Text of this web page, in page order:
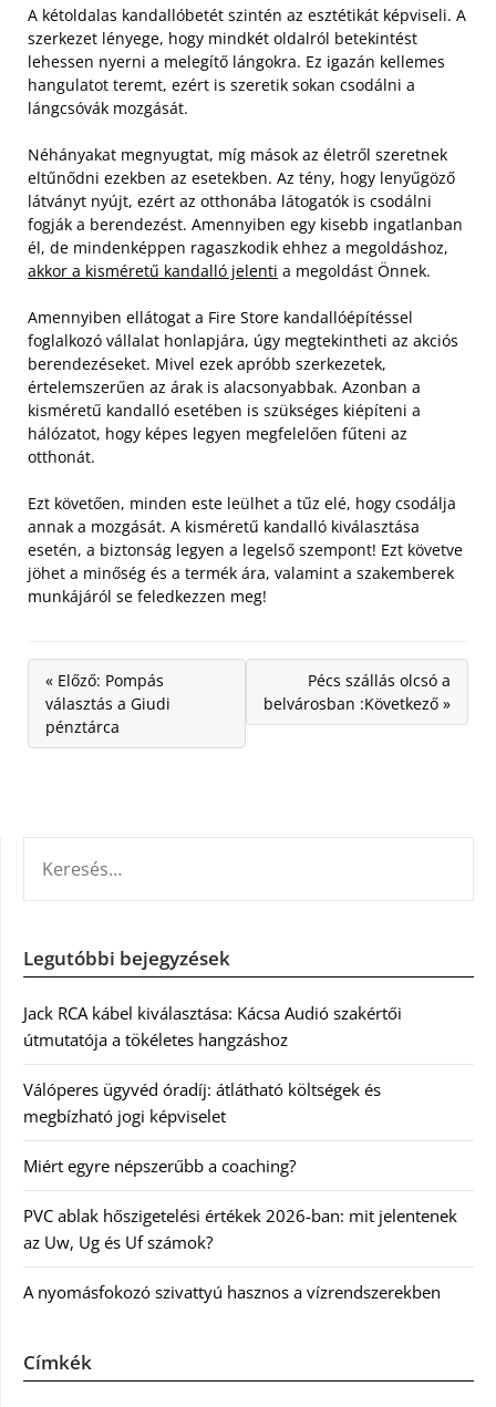
A kétoldalas kandallóbetét szintén az esztétikát képviseli. A
szerkezet lényege, hogy mindkét oldalról betekintést
lehessen nyerni a melegítő lángokra. Ez igazán kellemes
hangulatot teremt, ezért is szeretik sokan csodálni a
lángcsóvák mozgását.
Néhányakat megnyugtat, míg mások az életről szeretnek
eltűnődni ezekben az esetekben. Az tény, hogy lenyűgöző
látványt nyújt, ezért az otthonába látogatók is csodálni
fogják a berendezést. Amennyiben egy kisebb ingatlanban
él, de mindenképpen ragaszkodik ehhez a megoldáshoz,
akkor a kisméretű kandalló jelenti a megoldást Önnek.
Amennyiben ellátogat a Fire Store kandallóépítéssel
foglalkozó vállalat honlapjára, úgy megtekintheti az akciós
berendezéseket. Mivel ezek apróbb szerkezetek,
értelemszerűen az árak is alacsonyabbak. Azonban a
kisméretű kandalló esetében is szükséges kiépíteni a
hálózatot, hogy képes legyen megfelelően fűteni az
otthonát.
Ezt követően, minden este leülhet a tűz elé, hogy csodálja
annak a mozgását. A kisméretű kandalló kiválasztása
esetén, a biztonság legyen a legelső szempont! Ezt követve
jöhet a minőség és a termék ára, valamint a szakemberek
munkájáról se feledkezzen meg!
« Előző: Pompás
választás a Giudi
pénztárca
Pécs szállás olcsó a
belvárosban :Következő »
Legutóbbi bejegyzések
Jack RCA kábel kiválasztása: Kácsa Audió szakértői
útmutatója a tökéletes hangzáshoz
Válóperes ügyvéd óradíj: átlátható költségek és
megbízható jogi képviselet
Miért egyre népszerűbb a coaching?
PVC ablak hőszigetelési értékek 2026-ban: mit jelentenek
az Uw, Ug és Uf számok?
A nyomásfokozó szivattyú hasznos a vízrendszerekben
Címkék